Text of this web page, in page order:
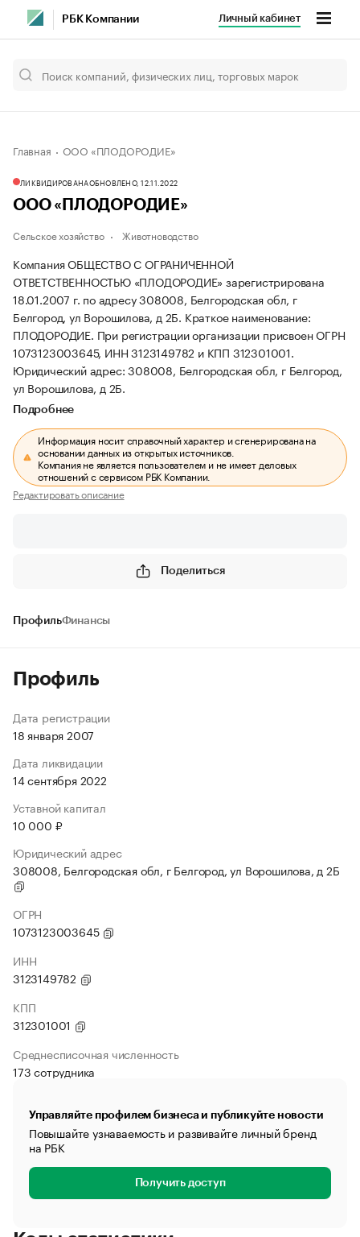
РБК Компании Личный кабинет
Главная ООО «ПЛОДОРОДИЕ»
ЛИКВИДИРОВАНАОБНОВЛЕНО, 12.11.2022
ООО «ПЛОДОРОДИЕ»
Сельское хозяйство Животноводство
Компания ОБЩЕСТВО С ОГРАНИЧЕННОЙ
ОТВЕТСТВЕННОСТЬЮ «ПЛОДОРОДИЕ» зарегистрирована
18.01.2007 г. по адресу 308008, Белгородская обл, г
Белгород, ул Ворошилова, д 2Б. Краткое наименование:
ПЛОДОРОДИЕ. При регистрации организации присвоен ОГРН
1073123003645, ИНН 3123149782 и КПП 312301001.
Юридический адрес: 308008, Белгородская обл, г Белгород,
ул Ворошилова, д 2Б.
Подробнее
Информация носит справочный характер и сгенерирована на
основании данных из открытых источников.
Компания не является пользователем и не имеет деловых
отношений с сервисом РБК Компании.
Редактировать описание
Поделиться
ПрофильФинансы
Профиль
Дата регистрации
18 января 2007
Дата ликвидации
14 сентября 2022
Уставной капитал
10 000 ₽
Юридический адрес
308008, Белгородская обл, г Белгород, ул Ворошилова, д 2Б
ОГРН
1073123003645
ИНН
3123149782
КПП
312301001
Среднесписочная численность
173 сотрудника
Управляйте профилем бизнеса и публикуйте новости
Повышайте узнаваемость и развивайте личный бренд
на РБК
Получить доступ